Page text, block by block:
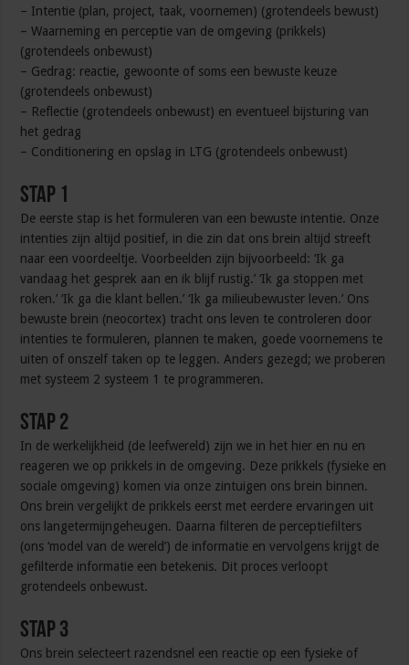
– Intentie (plan, project, taak, voornemen) (grotendeels bewust)
– Waarneming en perceptie van de omgeving (prikkels)
(grotendeels onbewust)
– Gedrag: reactie, gewoonte of soms een bewuste keuze
(grotendeels onbewust)
– Reflectie (grotendeels onbewust) en eventueel bijsturing van
het gedrag
– Conditionering en opslag in LTG (grotendeels onbewust)
Stap 1
De eerste stap is het formuleren van een bewuste intentie. Onze
intenties zijn altijd positief, in die zin dat ons brein altijd streeft
naar een voordeeltje. Voorbeelden zijn bijvoorbeeld: ‘Ik ga
vandaag het gesprek aan en ik blijf rustig.’ ‘Ik ga stoppen met
roken.’ ‘Ik ga die klant bellen.’ ‘Ik ga milieubewuster leven.’ Ons
bewuste brein (neocortex) tracht ons leven te controleren door
intenties te formuleren, plannen te maken, goede voornemens te
uiten of onszelf taken op te leggen. Anders gezegd; we proberen
met systeem 2 systeem 1 te programmeren.
Stap 2
In de werkelijkheid (de leefwereld) zijn we in het hier en nu en
reageren we op prikkels in de omgeving. Deze prikkels (fysieke en
sociale omgeving) komen via onze zintuigen ons brein binnen.
Ons brein vergelijkt de prikkels eerst met eerdere ervaringen uit
ons langetermijngeheugen. Daarna filteren de perceptiefilters
(ons ‘model van de wereld’) de informatie en vervolgens krijgt de
gefilterde informatie een betekenis. Dit proces verloopt
grotendeels onbewust.
Stap 3
Ons brein selecteert razendsnel een reactie op een fysieke of